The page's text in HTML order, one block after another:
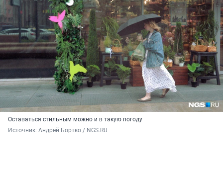
Оставаться стильным можно и в такую погоду
Источник: Андрей Бортко / NGS.RU